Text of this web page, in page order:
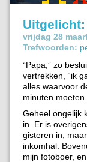
Uitgelicht:
vrijdag 28
Trefwoorden:
“Papa,” zo
vertrekken, “ik
alles waarvoor
minuten moeten
Geheel ongelijk
in. Er is
gisteren in,
inkomhal.
mijn fotoboer,